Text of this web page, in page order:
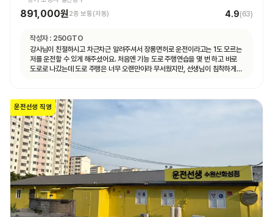
891,000원 2종 보통(자동) 4.9(63)
작성자 : 250GTO
강사님이 친절하시고 차근차근 알려주셔서 장롱면허로 운전이라고는 1도 모르는
저를 운전할 수 있게 해주셨어요. 처음엔 기능 도로 주행연습을 몇 번 하고 바로
도로로 나갔는데 도로 주행은 너무 오랜만이라 무서웠지만, 선생님이 침착하게
운전선생 직영